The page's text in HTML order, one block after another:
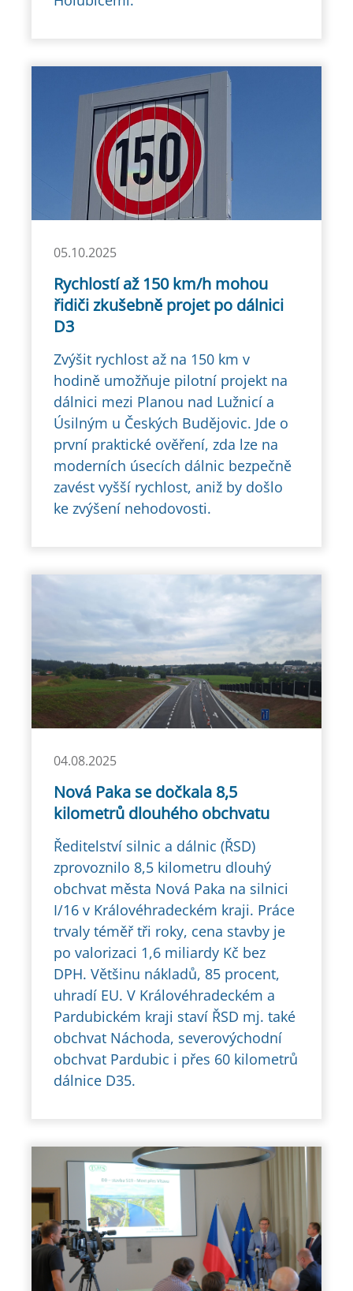
05.10.2025
Rychlostí až 150 km/h mohou
řidiči zkušebně projet po dálnici
D3
Zvýšit rychlost až na 150 km v
hodině umožňuje pilotní projekt na
dálnici mezi Planou nad Lužnicí a
Úsilným u Českých Budějovic. Jde o
první praktické ověření, zda lze na
moderních úsecích dálnic bezpečně
zavést vyšší rychlost, aniž by došlo
ke zvýšení nehodovosti.
04.08.2025
Nová Paka se dočkala 8,5
kilometrů dlouhého obchvatu
Ředitelství silnic a dálnic (ŘSD)
zprovoznilo 8,5 kilometru dlouhý
obchvat města Nová Paka na silnici
I/16 v Královéhradeckém kraji. Práce
trvaly téměř tři roky, cena stavby je
po valorizaci 1,6 miliardy Kč bez
DPH. Většinu nákladů, 85 procent,
uhradí EU. V Královéhradeckém a
Pardubickém kraji staví ŘSD mj. také
obchvat Náchoda, severovýchodní
obchvat Pardubic i přes 60 kilometrů
dálnice D35.